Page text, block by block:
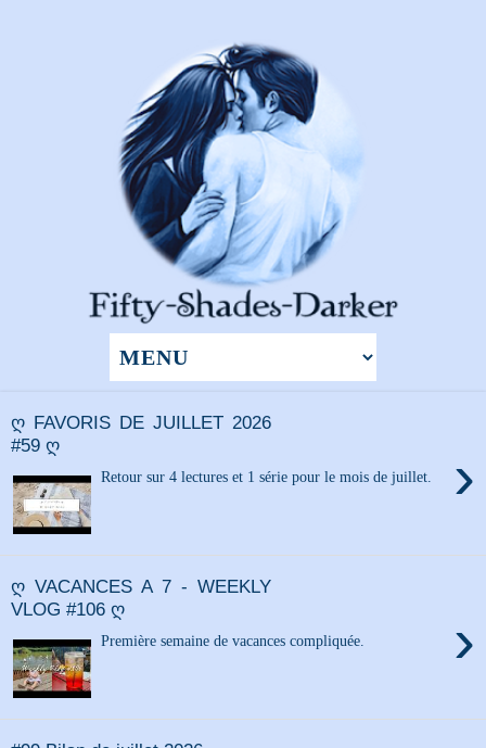
ღ FAVORIS DE JUILLET 2026
#59 ღ
›
Retour sur 4 lectures et 1 série pour le mois de juillet.
ღ VACANCES A 7 - WEEKLY
VLOG #106 ღ
›
Première semaine de vacances compliquée.